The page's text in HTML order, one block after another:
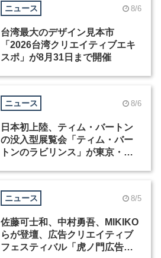
ニュース 8/6
台湾最大のデザイン見本市
「2026台湾クリエイティブエキ
スポ」が8月31日まで開催
ニュース 8/6
日本初上陸、ティム・バートン
の没入型展覧会「ティム・バー
トンのラビリンス」が東京・豊
ニュース 8/5
佐藤可士和、中村勇吾、MIKIKO
らが登壇、広告クリエイティブ
フェスティバル「虎ノ門広告